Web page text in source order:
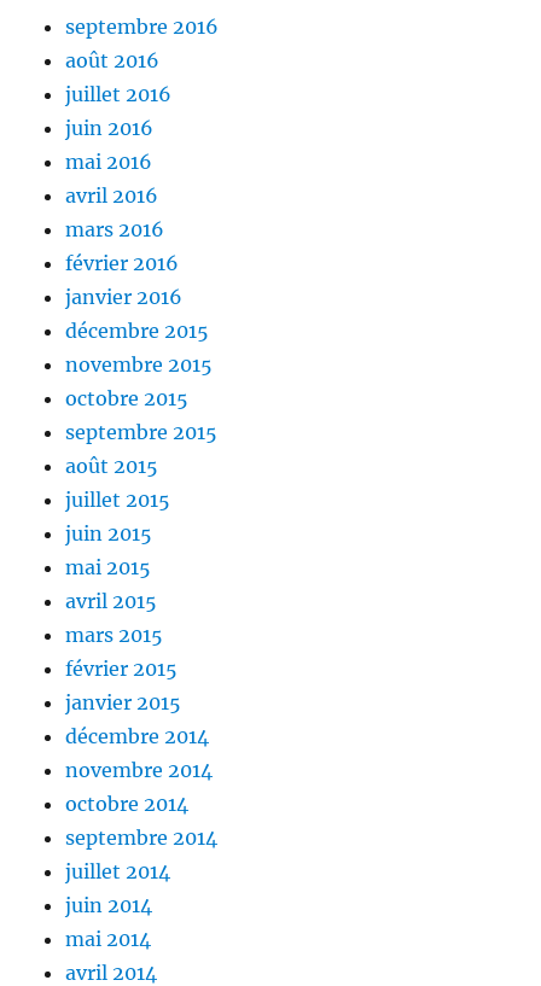
septembre 2016
août 2016
juillet 2016
juin 2016
mai 2016
avril 2016
mars 2016
février 2016
janvier 2016
décembre 2015
novembre 2015
octobre 2015
septembre 2015
août 2015
juillet 2015
juin 2015
mai 2015
avril 2015
mars 2015
février 2015
janvier 2015
décembre 2014
novembre 2014
octobre 2014
septembre 2014
juillet 2014
juin 2014
mai 2014
avril 2014